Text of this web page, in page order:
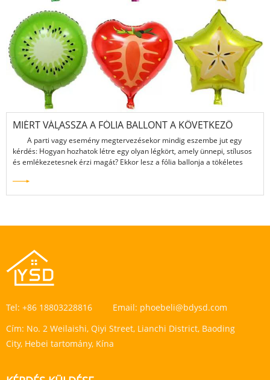
MIÉRT VÁLASSZA A FÓLIA BALLONT A KÖVETKEZŐ
RENDEZVÉNYRE?
A parti vagy esemény megtervezésekor mindig eszembe jut egy
kérdés: Hogyan hozhatok létre egy olyan légkört, amely ünnepi, stílusos
és emlékezetesnek érzi magát? Ekkor lesz a fólia ballonja a tökéletes
nemcsak fémes ragyogással rendelkeznek, hanem sokkal hosszabb ideig
tartják az alakjukat és a színüket.
Tel: +86 18803228816 Email: phoebeli@bdysd.com
Cím: No. 2 Weilaishi, Qiyi Street, Lianchi District, Baoding
City, Hebei tartomány, Kína